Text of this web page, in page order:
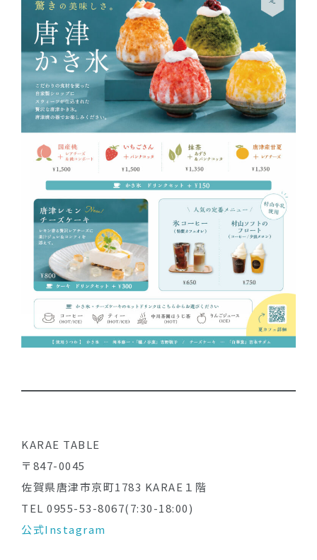
KARAE TABLE
〒847-0045
佐賀県唐津市京町1783 KARAE１階
TEL 0955-53-8067(7:30-18:00)
公式Instagram